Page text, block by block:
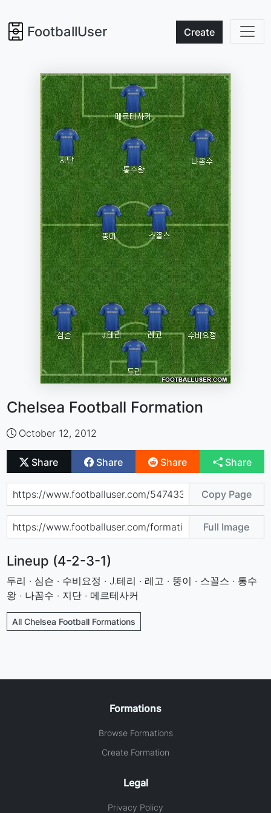
FootballUser Create
Chelsea Football Formation
October 12, 2012
Share Share Share Share
Copy Page
Full Image
Lineup (4-2-3-1)
두리 · 심슨 · 수비요정 · J.테리 · 레고 · 뚱이 · 스꼴스 · 통수
왕 · 나꼼수 · 지단 · 메르테사커
All Chelsea Football Formations
Formations
Browse Formations
Create Formation
Legal
Privacy Policy